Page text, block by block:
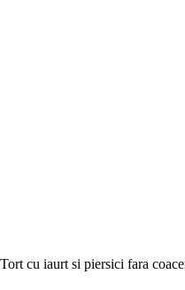
Tort cu iaurt si piersici fara